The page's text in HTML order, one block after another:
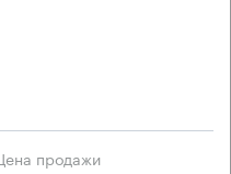
Цена продажи